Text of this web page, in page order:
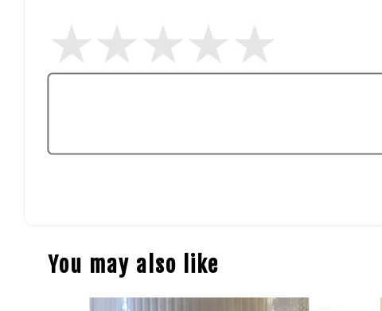
You may also like